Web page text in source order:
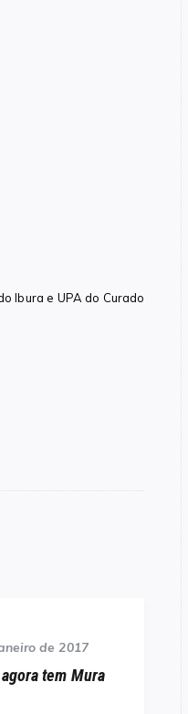
Ibura e UPA do Curado
de 2017
tem Mura